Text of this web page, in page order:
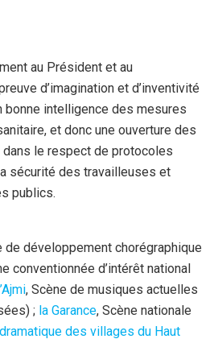
au Président et au
d’imagination et d’inventivité
bonne intelligence des mesures
et donc une ouverture des
dans le respect de protocoles
sécurité des travailleuses et
publics.
de développement chorégraphique
conventionnée d’intérêt national
, Scène de musiques actuelles
; la Garance, Scène nationale
des villages du Haut